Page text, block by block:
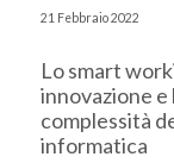
21 Febbraio 2022
Lo smart
innovazione e
complessità
informatica